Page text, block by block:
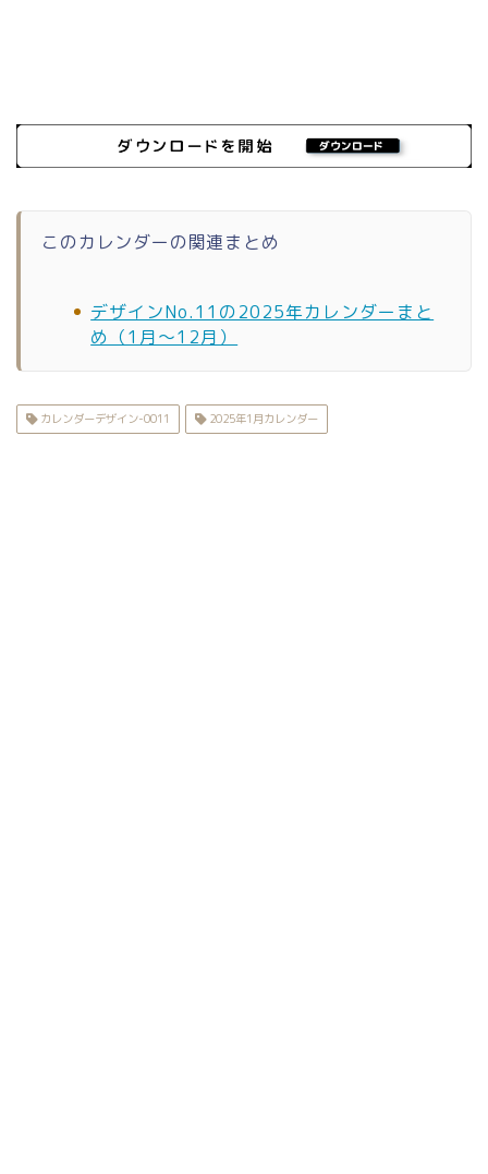
このカレンダーの関連まとめ
デザインNo.11の2025年カレンダーまと
め（1月〜12月）
カレンダーデザイン-0011 2025年1月カレンダー